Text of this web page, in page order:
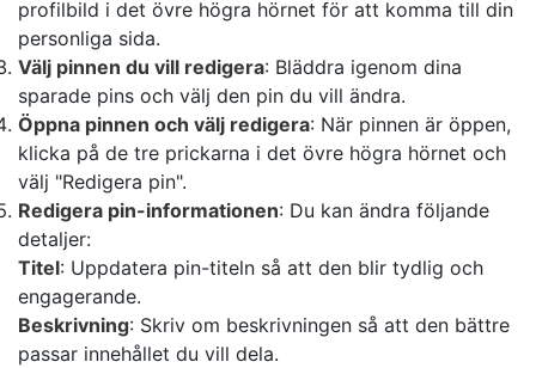
profilbild i det övre högra hörnet för att komma till din
personliga sida.
Välj pinnen du vill redigera: Bläddra igenom dina
sparade pins och välj den pin du vill ändra.
Öppna pinnen och välj redigera: När pinnen är öppen,
klicka på de tre prickarna i det övre högra hörnet och
välj "Redigera pin".
Redigera pin-informationen: Du kan ändra följande
detaljer:
Titel: Uppdatera pin-titeln så att den blir tydlig och
engagerande.
Beskrivning: Skriv om beskrivningen så att den bättre
passar innehållet du vill dela.